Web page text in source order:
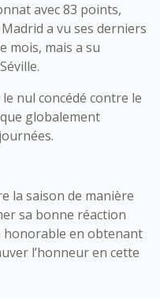
avec 83 points,
a vu ses derniers
mois, mais a su
nul concédé contre le
globalement
la saison de manière
sa bonne réaction
honorable en obtenant
l’honneur en cette